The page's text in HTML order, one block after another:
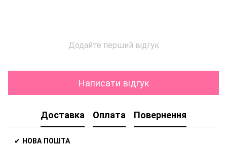
Додайте перший відгук
Написати відгук
Доставка Оплата Повернення
✔ НОВА ПОШТА